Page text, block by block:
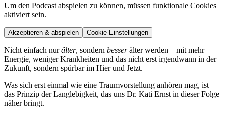
Um den Podcast abspielen zu können, müssen funktionale Cookies
aktiviert sein.
Akzeptieren & abspielen Cookie-Einstellungen
Nicht einfach nurälter, sondern besserälter werden – mit mehr
Energie, weniger Krankheiten und das nicht erst irgendwann in der
Zukunft, sondern spürbar im Hier und Jetzt.
Was sich erst einmal wie eine Traumvorstellung anhören mag, ist
das Prinzip der Langlebigkeit, das uns Dr. Kati Ernst in dieser Folge
näher bringt.